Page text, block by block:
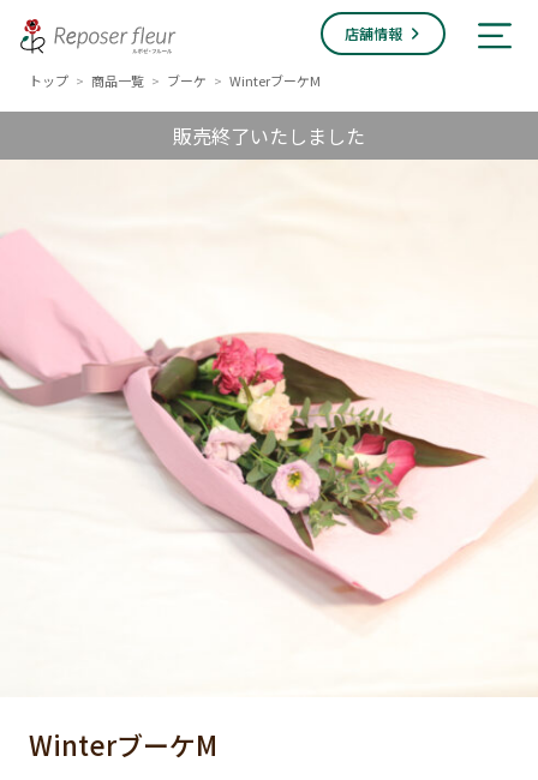
店舗情報
トップ > 商品一覧 > ブーケ > WinterブーケM
販売終了いたしました
WinterブーケM